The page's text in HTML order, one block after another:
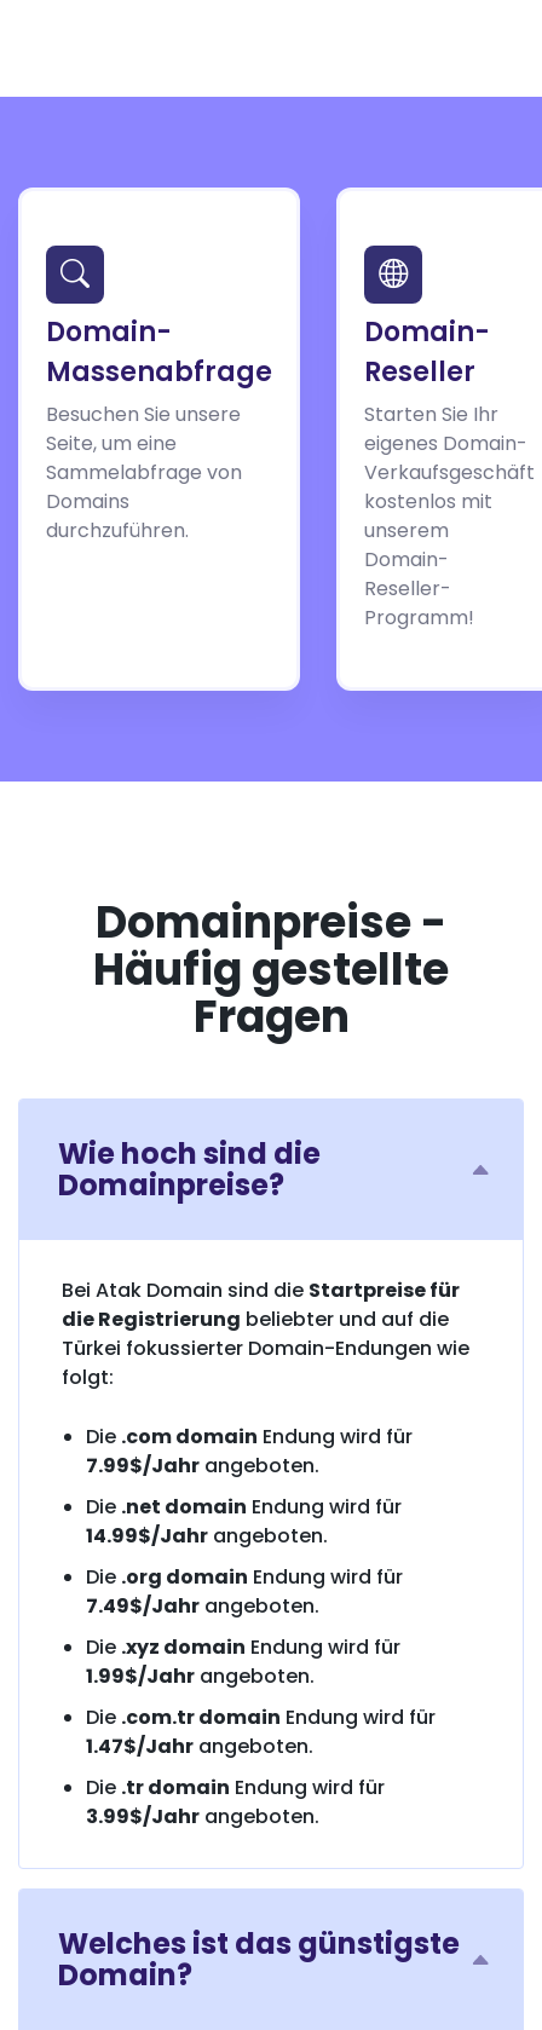
Domain-
Massenabfrage
Besuchen Sie unsere
Seite, um eine
Sammelabfrage von
Domains
durchzuführen.
Domain-
Reseller
Starten Sie Ihr
eigenes Domain-
Verkaufsgeschäft
kostenlos mit
unserem
Domain-
Reseller-
Programm!
Domainpreise -
Häufig gestellte
Fragen
Wie hoch sind die
Domainpreise?
Bei Atak Domain sind die Startpreise für
die Registrierung beliebter und auf die
Türkei fokussierter Domain-Endungen wie
folgt:
Die .com domain Endung wird für
7.99$/Jahr angeboten.
Die .net domain Endung wird für
14.99$/Jahr angeboten.
Die .org domain Endung wird für
7.49$/Jahr angeboten.
Die .xyz domain Endung wird für
1.99$/Jahr angeboten.
Die .com.tr domain Endung wird für
1.47$/Jahr angeboten.
Die .tr domain Endung wird für
3.99$/Jahr angeboten.
Welches ist das günstigste
Domain?